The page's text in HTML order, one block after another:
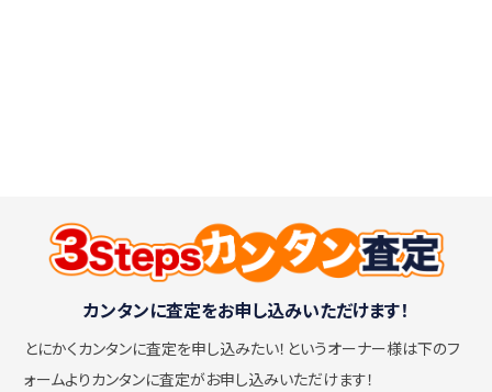
カンタンに査定をお申し込みいただけます！
とにかくカンタンに査定を申し込みたい！ というオーナー様は下のフ
ォームよりカンタンに査定がお申し込みいただけます！